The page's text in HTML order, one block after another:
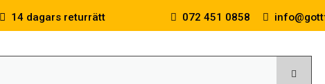
14 dagars returrätt 072 451 0858